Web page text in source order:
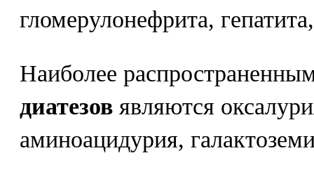
гломерулонефрита,
Наиболее
диатезов являются
аминоацидурия,